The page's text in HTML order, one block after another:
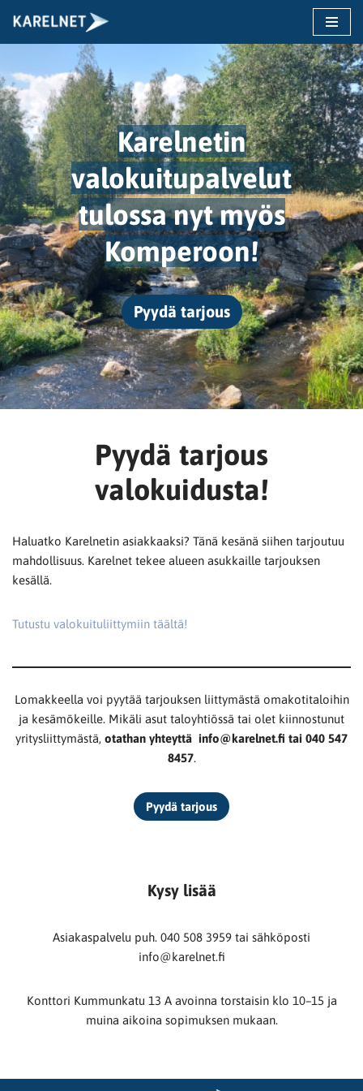
Siirry
sisältöön
Karelnetin
valokuitupalvelut
tulossa nyt myös
Komperoon!
Pyydä tarjous
Pyydä tarjous
valokuidusta!
Haluatko Karelnetin asiakkaaksi? Tänä kesänä siihen tarjoutuu
mahdollisuus. Karelnet tekee alueen asukkaille tarjouksen
kesällä.
Tutustu valokuituliittymiin täältä!
Lomakkeella voi pyytää tarjouksen liittymästä omakotitaloihin
ja kesämökeille. Mikäli asut taloyhtiössä tai olet kiinnostunut
yritysliittymästä, otathan yhteyttä info@karelnet.fi tai 040 547
8457.
Pyydä tarjous
Kysy lisää
Asiakaspalvelu puh. 040 508 3959 tai sähköposti
info@karelnet.fi
Konttori Kummunkatu 13 A avoinna torstaisin klo 10–15 ja
muina aikoina sopimuksen mukaan.